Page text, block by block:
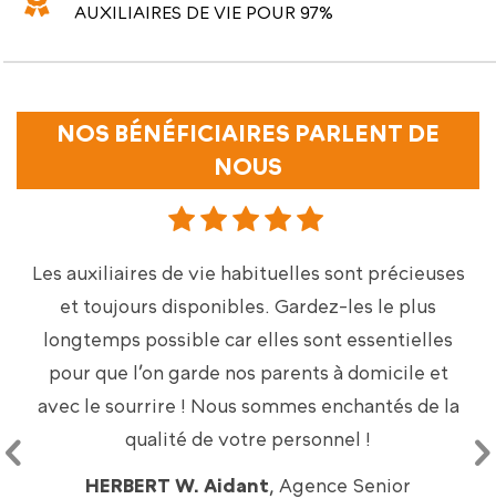
AUXILIAIRES DE VIE POUR 97%
NOS BÉNÉFICIAIRES PARLENT DE
NOUS
Très bonne prise en charge de la personne aidée
(Handicap mental et moteur) par un personnel
compétent et humain ! Très à l’écoute de la
famille par les auxiliaires de vie et encadrant ! Je
recommanderai avec plaisir Senior Compagnie
à l’avenir ! Encore merci !
CLAUDIE B. Aidante, Agence Senior